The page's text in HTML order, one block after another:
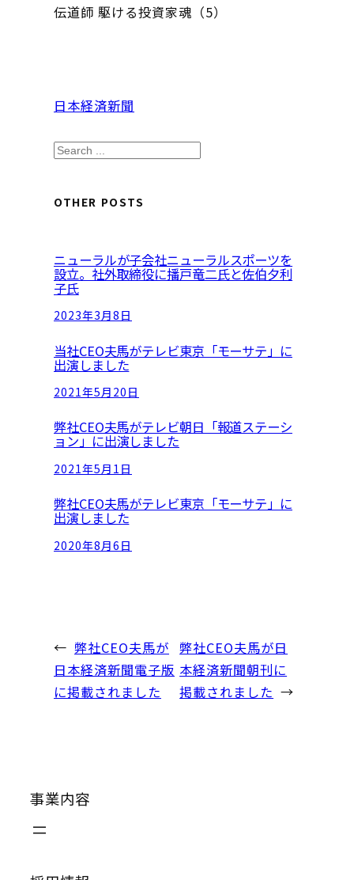
伝道師 駆ける投資家魂（5）
日本経済新聞
S
a
h
OTHER POSTS
ニューラルが子会社ニューラルスポーツを
設立。社外取締役に播戸竜二氏と佐伯夕利
子氏
2023年3月8日
当社CEO夫馬がテレビ東京「モーサテ」に
出演しました
2021年5月20日
弊社CEO夫馬がテレビ朝日「報道ステーシ
ョン」に出演しました
2021年5月1日
弊社CEO夫馬がテレビ東京「モーサテ」に
出演しました
2020年8月6日
← 弊社CEO夫馬が
日本経済新聞電子版
に掲載されました
弊社CEO夫馬が日
本経済新聞朝刊に
掲載されました →
事業内容